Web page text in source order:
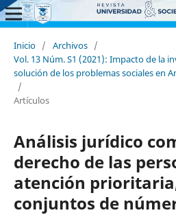
Inicio / Archivos /
Vol. 13 Núm. S1 (2021): Impacto de la
solución de los problemas sociales en
/
Artículos
Análisis jurídico
derecho de las
atención
conjuntos de